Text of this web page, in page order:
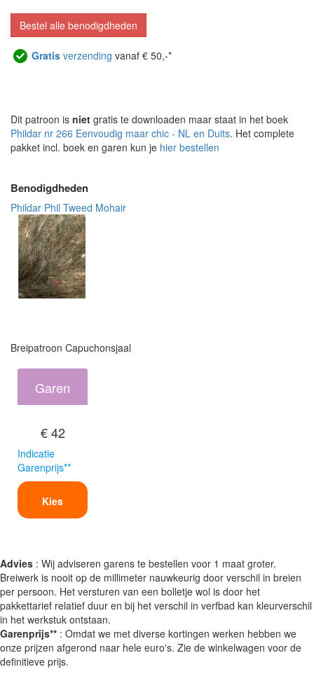
Bestel alle benodigdheden
Gratis verzending vanaf € 50,-*
Dit patroon is niet gratis te downloaden maar staat in het boek
Phildar nr 266 Eenvoudig maar chic - NL en Duits. Het complete
pakket incl. boek en garen kun je hier bestellen
Benodigdheden
Phildar Phil Tweed Mohair
Breipatroon Capuchonsjaal
Garen
€ 42
Indicatie
Garenprijs**
Kies
Advies : Wij adviseren garens te bestellen voor 1 maat groter.
Breiwerk is nooit op de millimeter nauwkeurig door verschil in breien
per persoon. Het versturen van een bolletje wol is door het
pakkettarief relatief duur en bij het verschil in verfbad kan kleurverschil
in het werkstuk ontstaan.
Garenprijs** : Omdat we met diverse kortingen werken hebben we
onze prijzen afgerond naar hele euro's. Zie de winkelwagen voor de
definitieve prijs.